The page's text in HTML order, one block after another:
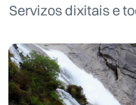
Servizos dixitais e